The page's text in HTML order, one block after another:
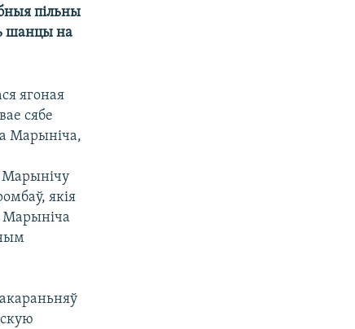
пільны
шанцы на
ягоная
сябе
Марыніча,
Марынічу
якія
Марыніча